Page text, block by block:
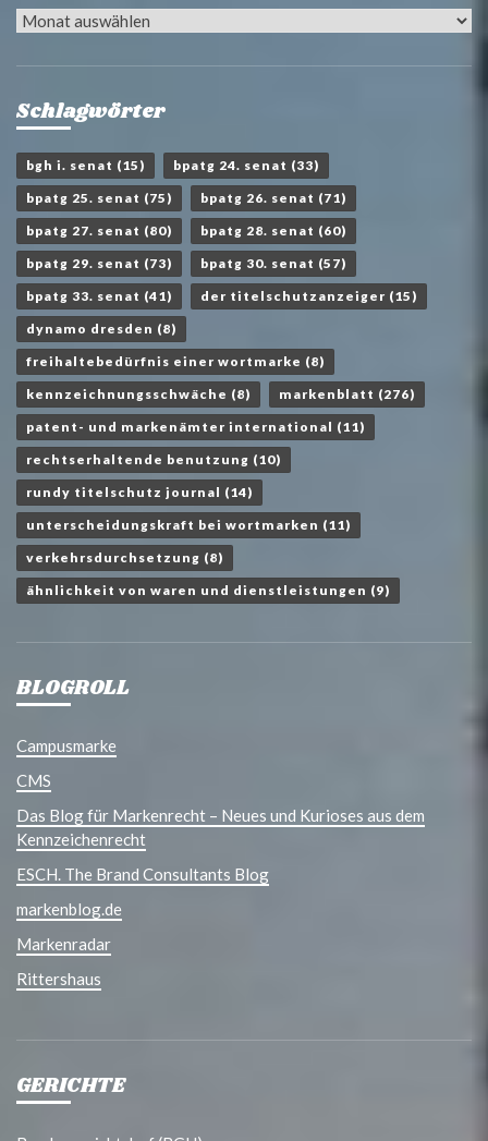
Archiv
Schlagwörter
bgh i. senat (15) bpatg 24. senat (33)
bpatg 25. senat (75) bpatg 26. senat (71)
bpatg 27. senat (80) bpatg 28. senat (60)
bpatg 29. senat (73) bpatg 30. senat (57)
bpatg 33. senat (41) der titelschutzanzeiger (15)
dynamo dresden (8)
freihaltebedürfnis einer wortmarke (8)
kennzeichnungsschwäche (8) markenblatt (276)
patent- und markenämter international (11)
rechtserhaltende benutzung (10)
rundy titelschutz journal (14)
unterscheidungskraft bei wortmarken (11)
verkehrsdurchsetzung (8)
ähnlichkeit von waren und dienstleistungen (9)
BLOGROLL
Campusmarke
CMS
Das Blog für Markenrecht – Neues und Kurioses aus dem
Kennzeichenrecht
ESCH. The Brand Consultants Blog
markenblog.de
Markenradar
Rittershaus
GERICHTE